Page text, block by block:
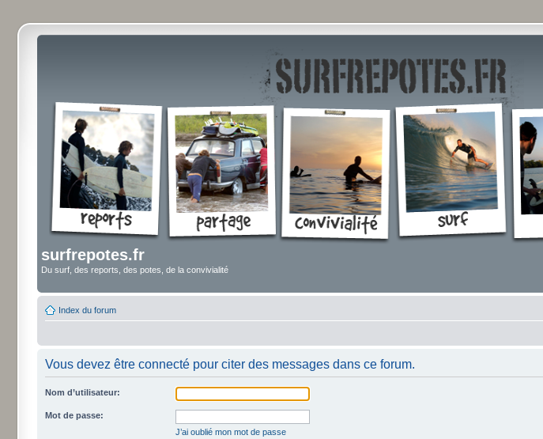
surfrepotes.fr
Du surf, des reports, des potes, de la convivialité
Index du forum
Vous devez être connecté pour citer des messages dans ce forum.
Nom d’utilisateur:
Mot de passe:
J’ai oublié mon mot de passe